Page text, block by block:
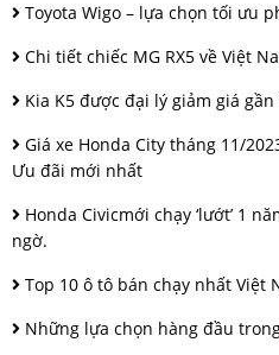
Toyota Wigo – lựa chọn tối ưu
Chi tiết chiếc MG RX5 về Việt
Kia K5 được đại lý giảm giá
Giá xe Honda City tháng 11/
Ưu đãi mới nhất
Honda Civicmới chạy ‘lướt’ 1
ngờ.
Top 10 ô tô bán chạy nhất Việt
Những lựa chọn hàng đầu